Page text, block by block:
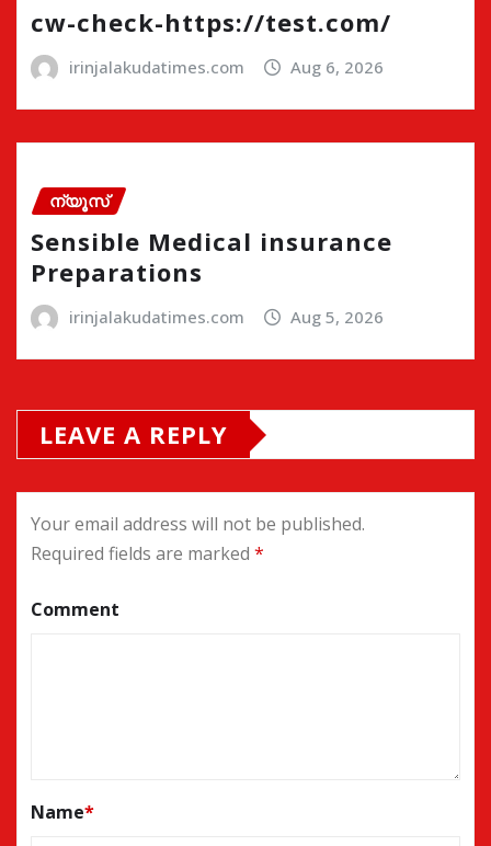
cw-check-https://test.com/
irinjalakudatimes.com Aug 6, 2026
ന്യൂസ്
Sensible Medical insurance
Preparations
irinjalakudatimes.com Aug 5, 2026
LEAVE A REPLY
Your email address will not be published.
Required fields are marked *
Comment
Name*